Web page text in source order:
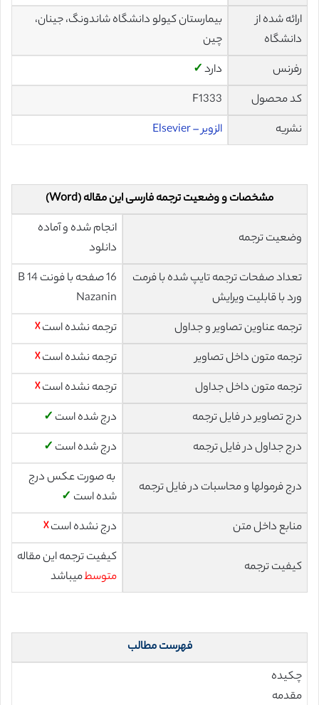
ارائه شده از
دانشگاه
بیمارستان کیولو دانشگاه شاندونگ، جینان،
چین
رفرنس
دارد✓
کد محصول
F1333
نشریه
الزویر – Elsevier
مشخصات و وضعیت ترجمه فارسی این مقاله (Word)
وضعیت ترجمه
انجام شده و آماده
دانلود
تعداد صفحات ترجمه تایپ شده با فرمت
ورد با قابلیت ویرایش
16 صفحه با فونت 14 B
Nazanin
ترجمه عناوین تصاویر و جداول
ترجمه نشده است☓
ترجمه متون داخل تصاویر
ترجمه نشده است☓
ترجمه متون داخل جداول
ترجمه نشده است☓
درج تصاویر در فایل ترجمه
درج شده است ✓
درج جداول در فایل ترجمه
درج شده است ✓
درج فرمولها و محاسبات در فایل ترجمه
به صورت عکس درج
شده است ✓
منابع داخل متن
درج نشده است☓
کیفیت ترجمه
کیفیت ترجمه این مقاله
متوسطمیباشد
فهرست مطالب
چکیده
مقدمه